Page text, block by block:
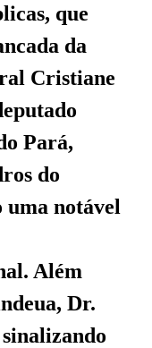
que
da
Cristiane
Pará,
do
uma notável
Além
Dr.